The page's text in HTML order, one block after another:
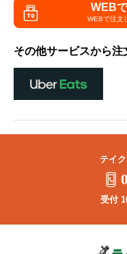
WEB
WEBで注文
その他サービスから注
テイ
受付